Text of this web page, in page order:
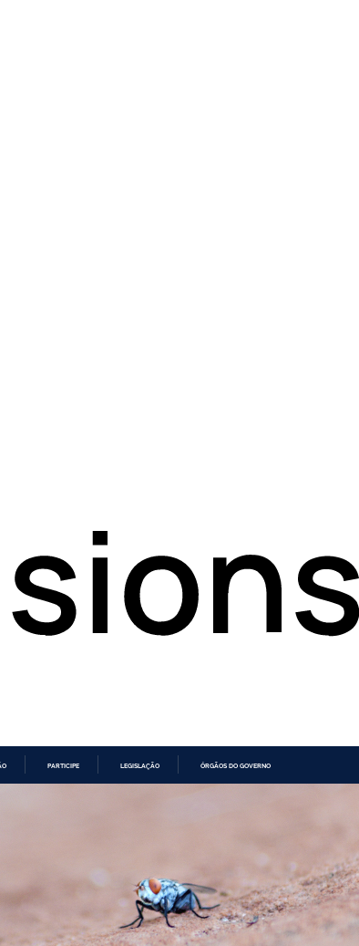
PARTICIPE LEGISLAÇÃO ÓRGÃOS DO GOVERNO